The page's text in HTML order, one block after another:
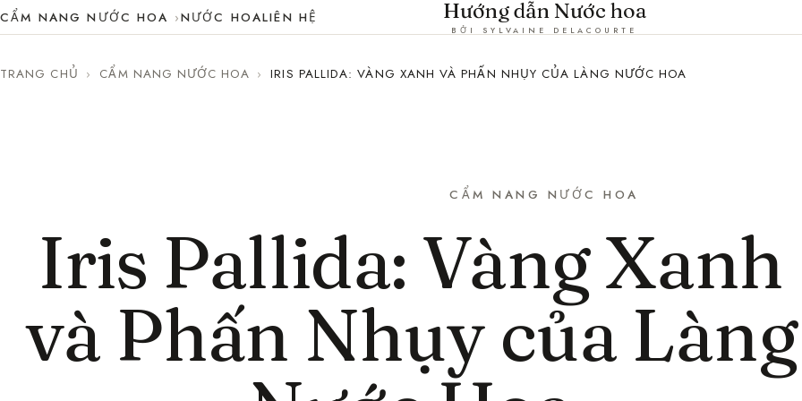
CẨM NANG NƯỚC HOA NƯỚC HOALIÊN HỆ Hướng dẫn Nước hoa
BỞI SYLVAINE DELACOURTE
TRANG CHỦ › CẨM NANG NƯỚC HOA › IRIS PALLIDA: VÀNG XANH VÀ PHẤN NHỤY CỦA LÀNG NƯỚC HOA
CẨM NANG NƯỚC HOA
Iris Pallida: Vàng Xanh
và Phấn Nhụy của Làng